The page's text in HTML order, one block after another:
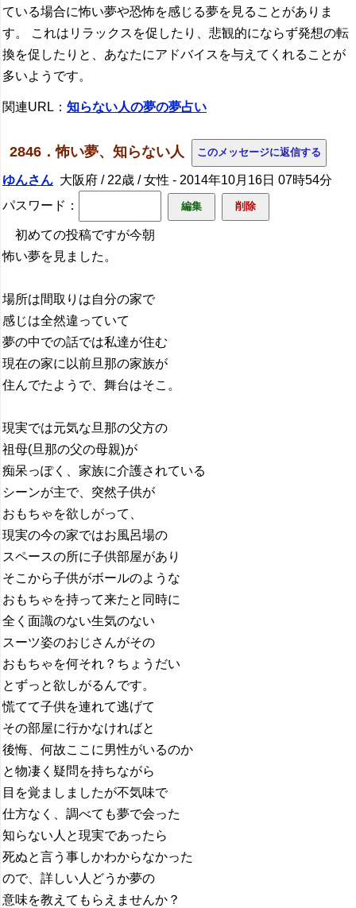
ている場合に怖い夢や恐怖を感じる夢を見ることがありま
す。 これはリラックスを促したり、悲観的にならず発想の転
換を促したりと、あなたにアドバイスを与えてくれることが
多いようです。
関連URL： 知らない人の夢の夢占い
2846．怖い夢、知らない人
ゆんさん 大阪府 / 22歳 / 女性 - 2014年10月16日 07時54分
パスワード：
初めての投稿ですが今朝
怖い夢を見ました。
場所は間取りは自分の家で
感じは全然違っていて
夢の中での話では私達が住む
現在の家に以前旦那の家族が
住んでたようで、舞台はそこ。
現実では元気な旦那の父方の
祖母(旦那の父の母親)が
痴呆っぽく、家族に介護されている
シーンが主で、突然子供が
おもちゃを欲しがって、
現実の今の家ではお風呂場の
スペースの所に子供部屋があり
そこから子供がボールのような
おもちゃを持って来たと同時に
全く面識のない生気のない
スーツ姿のおじさんがその
おもちゃを何それ？ちょうだい
とずっと欲しがるんです。
慌てて子供を連れて逃げて
その部屋に行かなければと
後悔、何故ここに男性がいるのか
と物凄く疑問を持ちながら
目を覚ましましたが不気味で
仕方なく、調べても夢で会った
知らない人と現実であったら
死ぬと言う事しかわからなかった
ので、詳しい人どうか夢の
意味を教えてもらえませんか？